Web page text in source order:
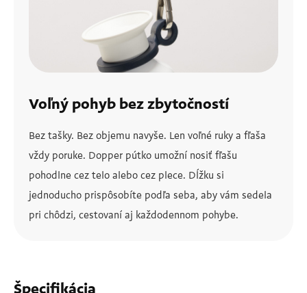
Voľný pohyb bez zbytočností
Bez tašky. Bez objemu navyše. Len voľné ruky a fľaša
vždy poruke. Dopper pútko umožní nosiť fľašu
pohodlne cez telo alebo cez plece. Dĺžku si
jednoducho prispôsobíte podľa seba, aby vám sedela
pri chôdzi, cestovaní aj každodennom pohybe.
Špecifikácia